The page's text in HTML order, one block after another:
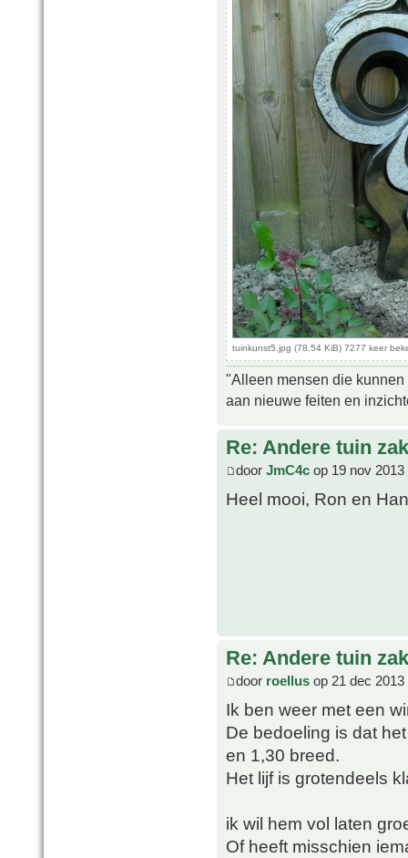
tuinkunst5.jpg (78.54 KiB) 7277 keer
"Alleen mensen die
aan nieuwe feiten en
Re: Andere tuin
door JmC4c op 19 nov 2013
Heel mooi, Ron en
Re: Andere tuin
door roellus op 21 dec 2013
Ik ben weer met een
De bedoeling is dat
en 1,30 breed.
Het lijf is grotendeels
ik wil hem vol laten
Of heeft misschien